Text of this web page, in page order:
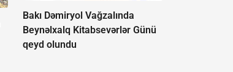
Bakı Dəmiryol Vağzalında
Beynəlxalq Kitabsevərlər Günü
qeyd olundu